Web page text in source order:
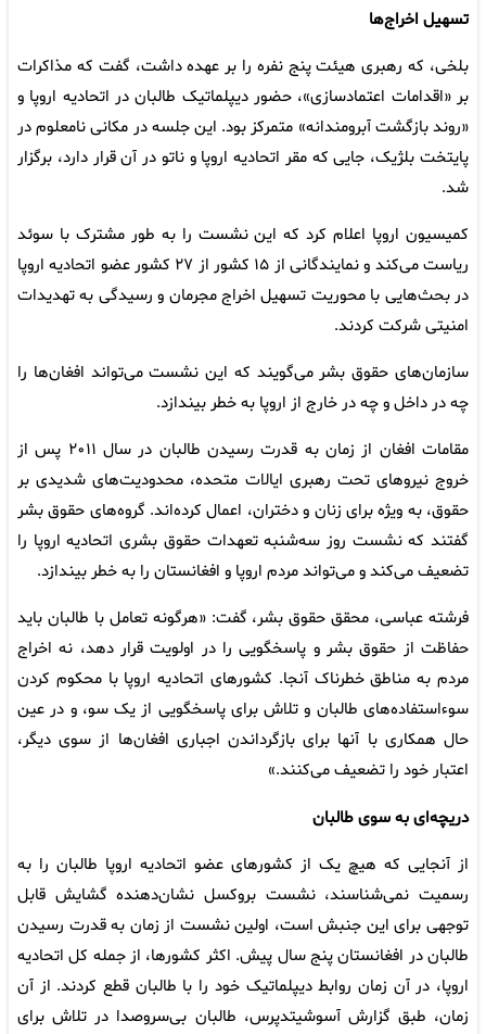
تسهیل اخراج‌ها
بلخی، که رهبری هیئت پنج نفره را بر عهده داشت، گفت که مذاکرات
بر «اقدامات اعتمادسازی»، حضور دیپلماتیک طالبان در اتحادیه اروپا و
«روند بازگشت آبرومندانه» متمرکز بود. این جلسه در مکانی نامعلوم در
پایتخت بلژیک، جایی که مقر اتحادیه اروپا و ناتو در آن قرار دارد، برگزار
شد.
کمیسیون اروپا اعلام کرد که این نشست را به طور مشترک با سوئد
ریاست می‌کند و نمایندگانی از ۱۵ کشور از ۲۷ کشور عضو اتحادیه اروپا
در بحث‌هایی با محوریت تسهیل اخراج مجرمان و رسیدگی به تهدیدات
امنیتی شرکت کردند.
سازمان‌های حقوق بشر می‌گویند که این نشست می‌تواند افغان‌ها را
چه در داخل و چه در خارج از اروپا به خطر بیندازد.
مقامات افغان از زمان به قدرت رسیدن طالبان در سال ۲۰۱۱ پس از
خروج نیروهای تحت رهبری ایالات متحده، محدودیت‌های شدیدی بر
حقوق، به ویژه برای زنان و دختران، اعمال کرده‌اند. گروه‌های حقوق بشر
گفتند که نشست روز سه‌شنبه تعهدات حقوق بشری اتحادیه اروپا را
تضعیف می‌کند و می‌تواند مردم اروپا و افغانستان را به خطر بیندازد.
فرشته عباسی، محقق حقوق بشر، گفت: «هرگونه تعامل با طالبان باید
حفاظت از حقوق بشر و پاسخگویی را در اولویت قرار دهد، نه اخراج
مردم به مناطق خطرناک آنجا. کشورهای اتحادیه اروپا با محکوم کردن
سوءاستفاده‌های طالبان و تلاش برای پاسخگویی از یک سو، و در عین
حال همکاری با آنها برای بازگرداندن اجباری افغان‌ها از سوی دیگر،
اعتبار خود را تضعیف می‌کنند.»
دریچه‌ای به سوی طالبان
از آنجایی که هیچ یک از کشورهای عضو اتحادیه اروپا طالبان را به
رسمیت نمی‌شناسند، نشست بروکسل نشان‌دهنده گشایش قابل
توجهی برای این جنبش است، اولین نشست از زمان به قدرت رسیدن
طالبان در افغانستان پنج سال پیش. اکثر کشورها، از جمله کل اتحادیه
اروپا، در آن زمان روابط دیپلماتیک خود را با طالبان قطع کردند. از آن
زمان، طبق گزارش آسوشیتدپرس، طالبان بی‌سروصدا در تلاش برای